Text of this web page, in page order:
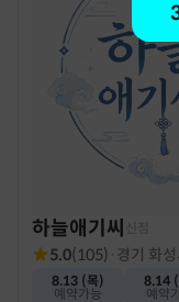
하늘애기씨
5.0(105) · 경기 화성
8.13 (목)
예약가능
8.14
예약